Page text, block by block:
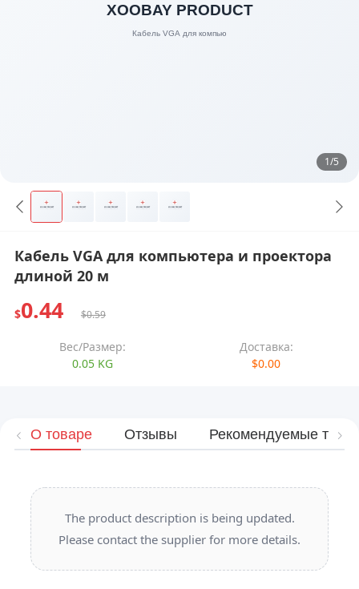
1/5
Кабель VGA для компьютера и проектора
длиной 20 м
$0.44 $0.59
Вес/Размер:
0.05 KG
Доставка:
$0.00
О товаре Отзывы Рекомендуемые
The product description is being updated.
Please contact the supplier for more details.